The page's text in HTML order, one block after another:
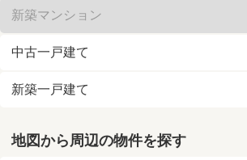
新築マンション
中古一戸建て
新築一戸建て
地図から周辺の物件を探す